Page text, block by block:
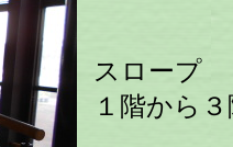
スロープ
１階から